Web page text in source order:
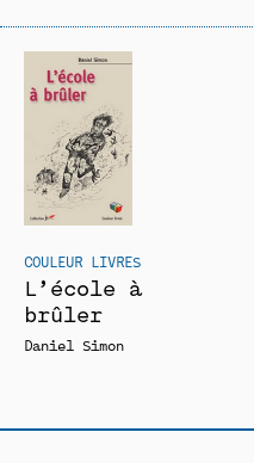
COULEUR LIVRES
L’école à
brûler
Daniel Simon